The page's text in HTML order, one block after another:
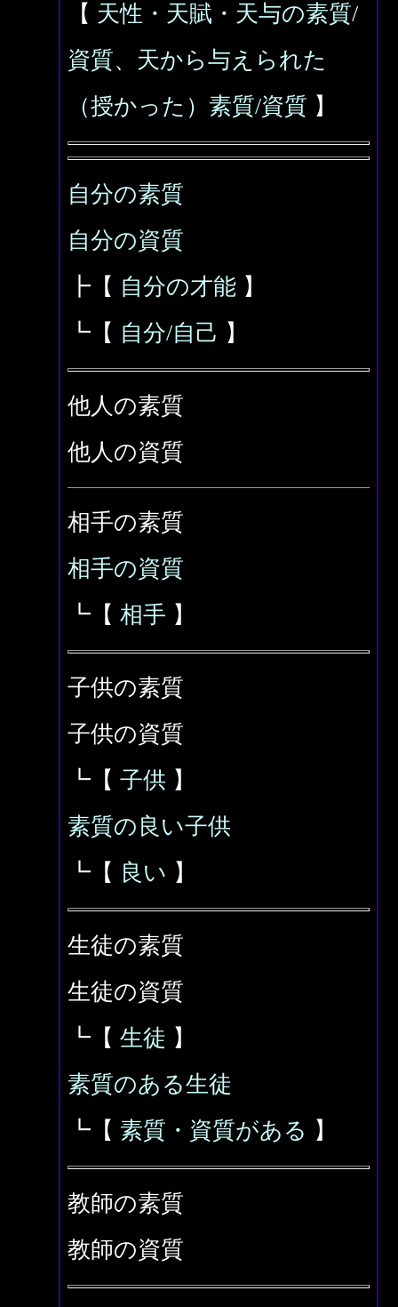
【 天性・天賦・天与の素質/
資質、天から与えられた
（授かった）素質/資質 】
自分の素質
自分の資質
┣【 自分の才能 】
┗【 自分/自己 】
他人の素質
他人の資質
相手の素質
相手の資質
┗【 相手 】
子供の素質
子供の資質
┗【 子供 】
素質の良い子供
┗【 良い 】
生徒の素質
生徒の資質
┗【 生徒 】
素質のある生徒
┗【 素質・資質がある 】
教師の素質
教師の資質